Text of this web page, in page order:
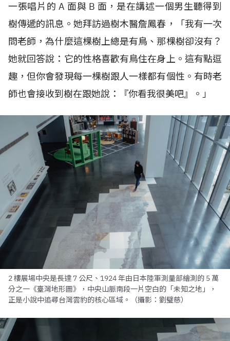
一張唱片的A 面與 B 面，是在講述一個男生聽得到
樹傳遞的訊息。她拜訪過樹木醫詹鳳春，「我有一次
問老師，為什麼這棵樹上總是有鳥、那棵樹卻沒有？
她就回答說：它的性格喜歡有鳥住在身上。這有點逗
趣，但你會發現每一棵樹跟人一樣都有個性。有時老
師也會接收到樹在跟她說：『你看我很美吧』。」
2 樓展場中央是長達 7 公尺、1924 年由日本陸軍測量部繪測的 5 萬
分之一《臺灣地形圖》，中央山脈南段一片空白的「未知之地」，
正是小說中追尋台灣雲豹的核心區域。（攝影：劉璧慈）